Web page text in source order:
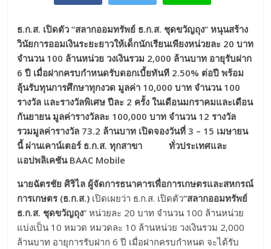
ธ.ก.ส. เปิดตัว“สลากออมทรัพย์ ธ.ก.ส. ชุดขวัญถุง” หนุนสร้าง
วินัยการออมเงินระยะยาวให้เด็กนักเรียนเพียงหน่วยละ 20 บาท
จำนวน 100 ล้านหน่วย วงเงินรวม 2,000 ล้านบาท อายุรับฝาก
6 ปี เมื่อฝากครบกำหนดรับดอกเบี้ยทันที 2.50% ต่อปี พร้อม
ลุ้นรับทุนการศึกษาทุกงวด มูลค่า 10,000 บาท จำนวน 100
รางวัล และรางวัลพิเศษ ปีละ 2 ครั้ง ในเดือนมกราคมและเดือน
กันยายน มูลค่ารางวัลละ 100,000 บาท จำนวน 12 รางวัล
รวมมูลค่ารางวัล 73.2 ล้านบาท เปิดจองวันที่ 3 – 15 เมษายน
นี้ ผ่านเคาน์เตอร์ ธ.ก.ส. ทุกสาขา ทั่วประเทศและ
แอปพลิเคชัน BAAC Mobile
นายฉัตรชัย ศิริไล ผู้จัดการธนาคารเพื่อการเกษตรและสหกรณ์
การเกษตร (ธ.ก.ส.) เปิดเผยว่า ธ.ก.ส. เปิดตัว“สลากออมทรัพย์
ธ.ก.ส. ชุดขวัญถุง” หน่วยละ 20 บาท จำนวน 100 ล้านหน่วย
แบ่งเป็น 10 หมวด หมวดละ 10 ล้านหน่วย วงเงินรวม 2,000
ล้านบาท อายุการรับฝาก 6 ปี เมื่อฝากครบกำหนด จะได้รับ